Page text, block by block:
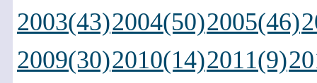
2003(43)2004(50)2005(46)
2009(30)2010(14)2011(9)